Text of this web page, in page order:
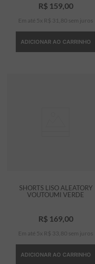
R$ 159, 00
Em até 5 x R$ 31 80 sem juros
ADICIONAR AO CARRINHO
SHORTS LISO ALEATORY
VOUTOUMI VERDE
R$ 169, 00
Em até 5 x R$ 33 80 sem juros
ADICIONAR AO CARRINHO